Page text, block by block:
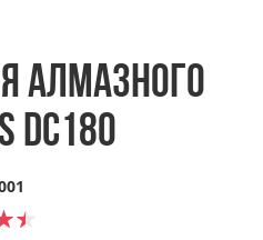
АЛМАЗНОГО
DC180